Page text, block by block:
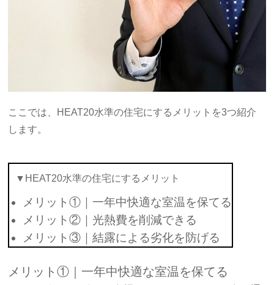
ここでは、HEAT20水準の住宅にするメリットを3つ紹介
します。
▼HEAT20水準の住宅にするメリット
メリット①｜一年中快適な室温を保てる
メリット②｜光熱費を削減できる
メリット③｜結露による劣化を防げる
メリット①｜一年中快適な室温を保てる